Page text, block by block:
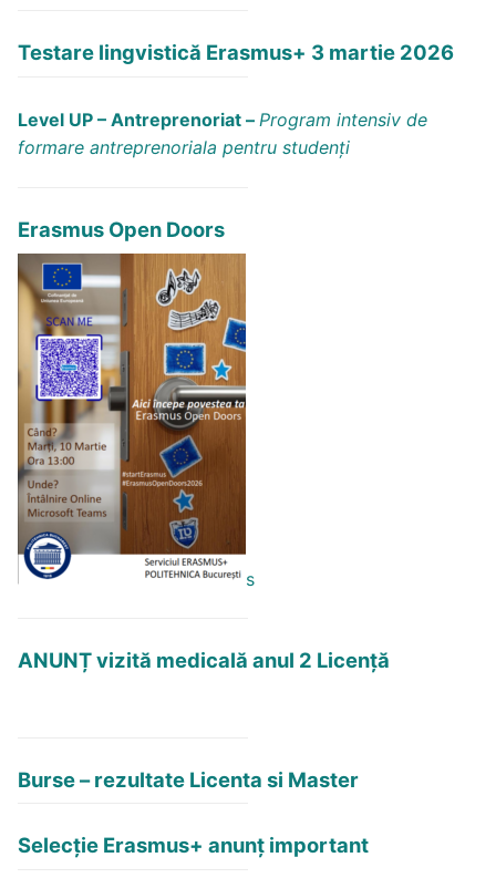
Testare lingvistică Erasmus+ 3 martie 2026
Level UP – Antreprenoriat – Program intensiv de
formare antreprenoriala pentru studenți
Erasmus Open Doors
s
ANUNȚ vizită medicală anul 2 Licență
Burse – rezultate Licenta si Master
Selecție Erasmus+ anunț important